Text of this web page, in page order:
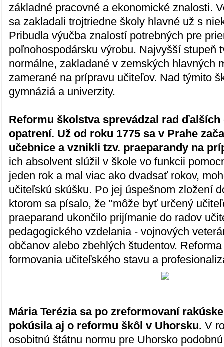
základné pracovné a ekonomické znalosti.
sa zakladali trojtriedne školy hlavné už s
Pribudla výučba znalostí potrebných pre
poľnohospodársku výrobu. Najvyšší stupeň
normálne, zakladané v zemských hlavných
zamerané na prípravu učiteľov. Nad týmito
gymnáziá a univerzity.
Reformu školstva sprevádzal rad
opatrení. Už od roku 1775 sa v Prahe
učebnice a vznikli tzv. praeparandy na
ich absolvent slúžil v škole vo funkcii
jeden rok a mal viac ako dvadsať rokov,
učiteľskú skúšku. Po jej úspešnom zložení
ktorom sa písalo, že "môže byť určený
praeparand ukončilo prijímanie do radov
pedagogického vzdelania - vojnových
občanov alebo zbehlých študentov.
formovania učiteľského stavu a
Mária Terézia sa po zreformovaní
pokúsila aj o reformu škôl v Uhorsku. V
osobitnú štátnu normu pre Uhorsko